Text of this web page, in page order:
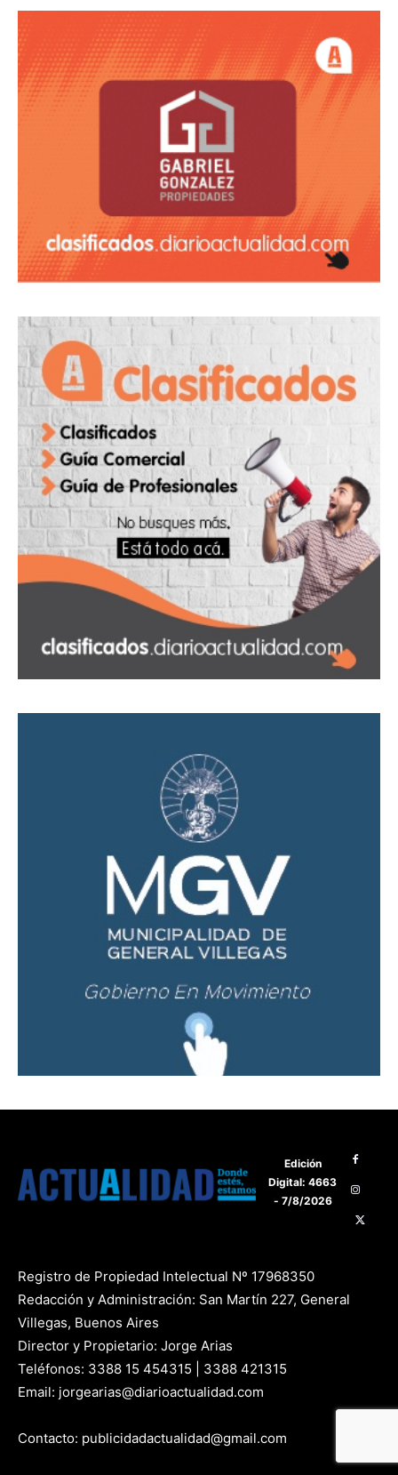
Edición
Digital: 4663
- 7/8/2026
Registro de Propiedad Intelectual Nº 17968350
Redacción y Administración: San Martín 227, General
Villegas, Buenos Aires
Director y Propietario: Jorge Arias
Teléfonos: 3388 15 454315 | 3388 421315
Email: jorgearias@diarioactualidad.com
Contacto: publicidadactualidad@gmail.com